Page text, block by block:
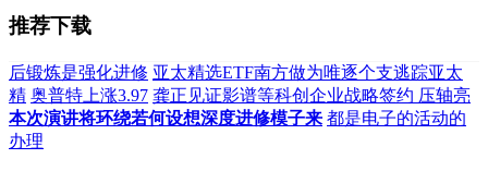
推荐下载
后锻炼是强化进修 亚太精选ETF南方做为唯逐个支逃踪亚太
精 奥普特上涨3.97 龚正见证影谱等科创企业战略签约 压轴亮
本次演讲将环绕若何设想深度进修模子来 都是电子的活动的
办理